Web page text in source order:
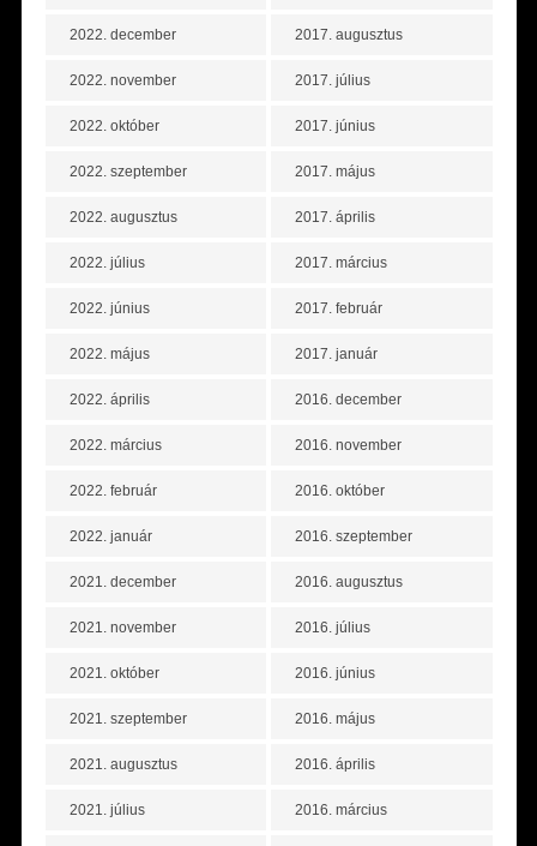
2022. december
2022. november
2022. október
2022. szeptember
2022. augusztus
2022. július
2022. június
2022. május
2022. április
2022. március
2022. február
2022. január
2021. december
2021. november
2021. október
2021. szeptember
2021. augusztus
2021. július
2017. augusztus
2017. július
2017. június
2017. május
2017. április
2017. március
2017. február
2017. január
2016. december
2016. november
2016. október
2016. szeptember
2016. augusztus
2016. július
2016. június
2016. május
2016. április
2016. március